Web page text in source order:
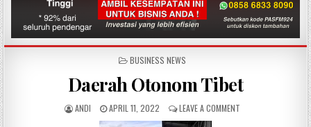
POSTED IN
BUSINESS NEWS
Daerah Otonom Tibet
AUTHOR:
ANDI PUBLISHED DATE:
APRIL 11, 2022 LEAVE A COMMENTON DAERAH